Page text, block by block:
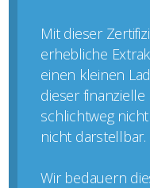
Mit dieser
erhebliche
einen kleinen
dieser
schlichtweg
nicht darstellbar.
Wir bedauern